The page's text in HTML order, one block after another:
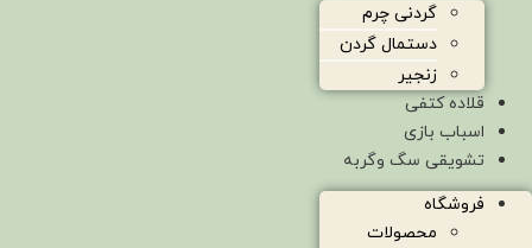
گردنی چرم
دستمال گردن
زنجیر
قلاده کتفی
اسباب بازی
تشویقی سگ وگربه
فروشگاه
محصولات